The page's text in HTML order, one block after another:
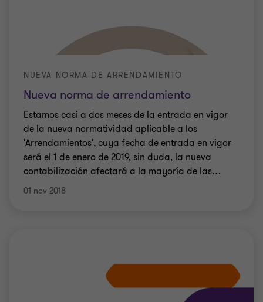
Nueva norma de arrendamiento
NUEVA NORMA DE ARRENDAMIENTO
Estamos casi a dos meses de la entrada en vigor
de la nueva normatividad aplicable a los
'Arrendamientos', cuya fecha de entrada en vigor
será el 1 de enero de 2019, sin duda, la nueva
contabilización afectará a la mayoría de las…
01 nov 2018